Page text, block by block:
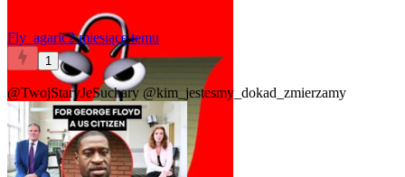
Fly_agaric2 miesiące temu
1
@TwojStaryJeSuchary @kim_jestesmy_dokad_zmierzamy